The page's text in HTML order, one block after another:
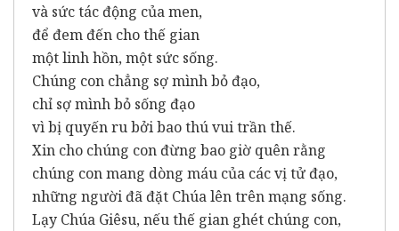
và sức tác động của men,
để đem đến cho thế gian
một linh hồn, một sức sống.
Chúng con chẳng sợ mình bỏ đạo,
chỉ sợ mình bỏ sống đạo
vì bị quyến ru bởi bao thú vui trần thế.
Xin cho chúng con đừng bao giờ quên rằng
chúng con mang dòng máu của các vị tử đạo,
những người đã đặt Chúa lên trên mạng sống.
Lạy Chúa Giêsu, nếu thế gian ghét chúng con,